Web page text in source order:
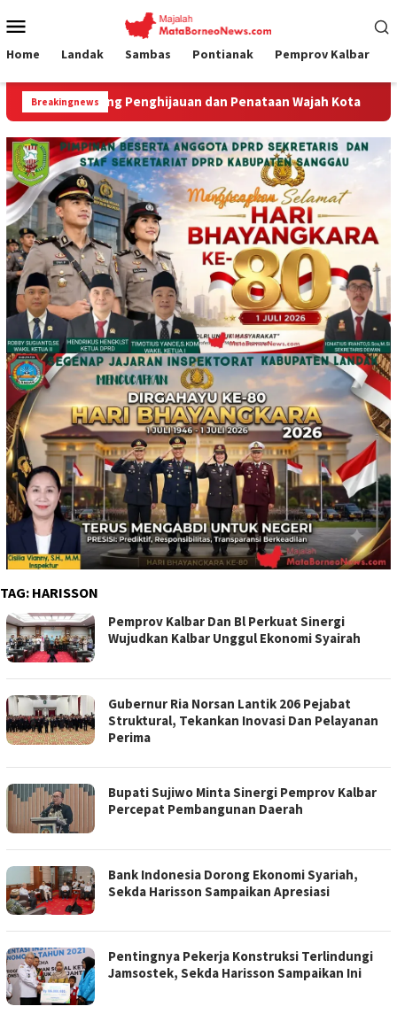
ke
Mobile
Home Landak Sambas Pontianak Pemprov Kalbar
Breakingnewsdan Penataan Wajah Kota DPRD Sambas
TAG: HARISSON
Pemprov Kalbar Dan Bl Perkuat Sinergi
Wujudkan Kalbar Unggul Ekonomi Syairah
Gubernur Ria Norsan Lantik 206 Pejabat
Struktural, Tekankan Inovasi Dan Pelayanan
Perima
Bupati Sujiwo Minta Sinergi Pemprov Kalbar
Percepat Pembangunan Daerah
Bank Indonesia Dorong Ekonomi Syariah,
Sekda Harisson Sampaikan Apresiasi
Pentingnya Pekerja Konstruksi Terlindungi
Jamsostek, Sekda Harisson Sampaikan Ini